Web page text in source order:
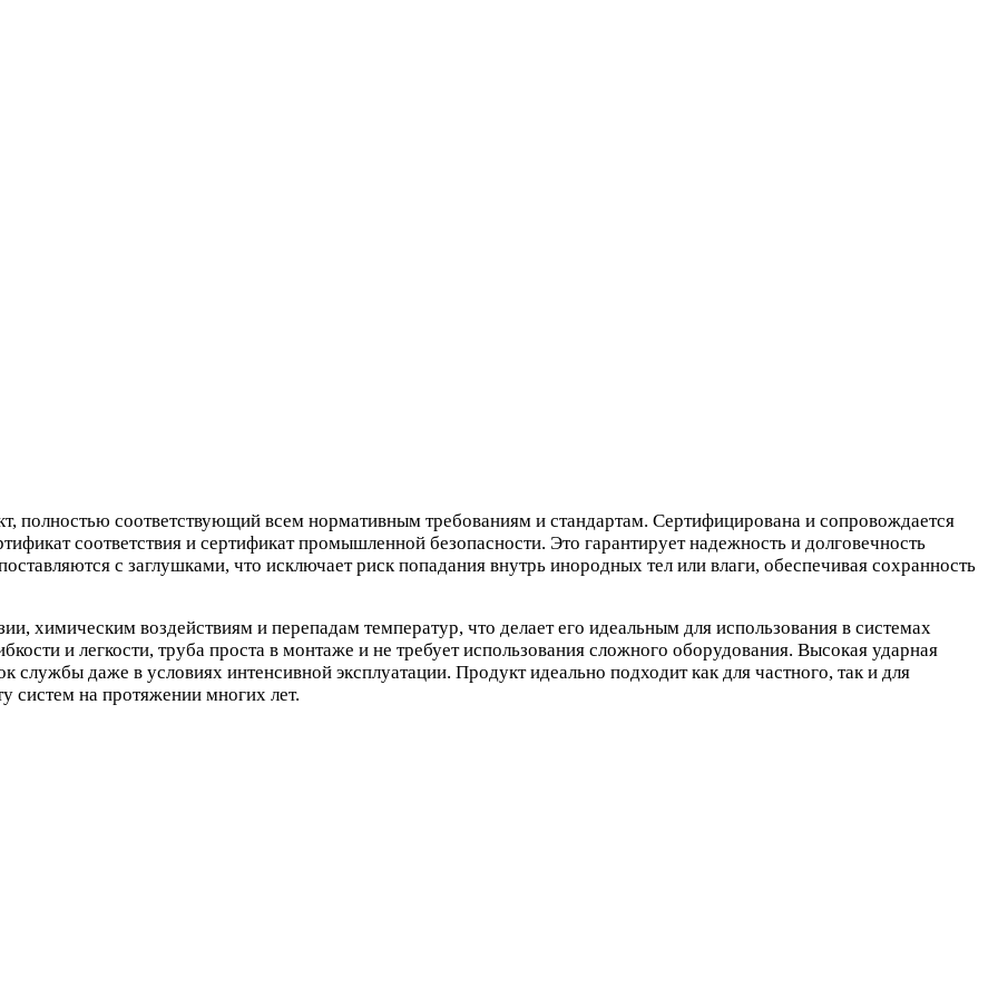
полностью соответствующий всем нормативным требованиям и стандартам. Сертифицирована и сопровождается
соответствия и сертификат промышленной безопасности. Это гарантирует надежность и долговечность
с заглушками, что исключает риск попадания внутрь инородных тел или влаги, обеспечивая сохранность
химическим воздействиям и перепадам температур, что делает его идеальным для использования в системах
и легкости, труба проста в монтаже и не требует использования сложного оборудования. Высокая ударная
службы даже в условиях интенсивной эксплуатации. Продукт идеально подходит как для частного, так и для
систем на протяжении многих лет.